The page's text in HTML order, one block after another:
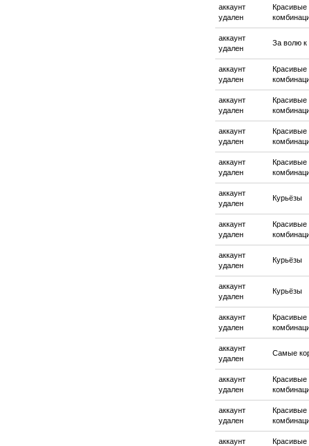
аккаунт
удален
Красивые
аккаунт
удален
За волю к
аккаунт
удален
Красивые
аккаунт
удален
Красивые
аккаунт
удален
Красивые
аккаунт
удален
Красивые
аккаунт
удален
Курьёзы
аккаунт
удален
Красивые
аккаунт
удален
Курьёзы
аккаунт
удален
Курьёзы
аккаунт
удален
Красивые
аккаунт
удален
Самые
аккаунт
удален
Красивые
аккаунт
удален
Красивые
аккаунт
Красивые